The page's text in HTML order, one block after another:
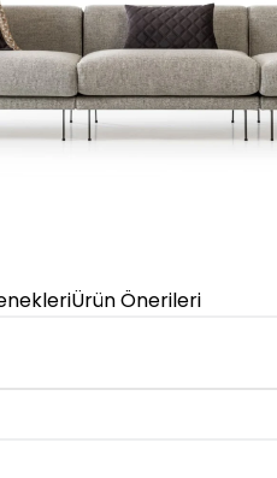
Ürün Önerileri